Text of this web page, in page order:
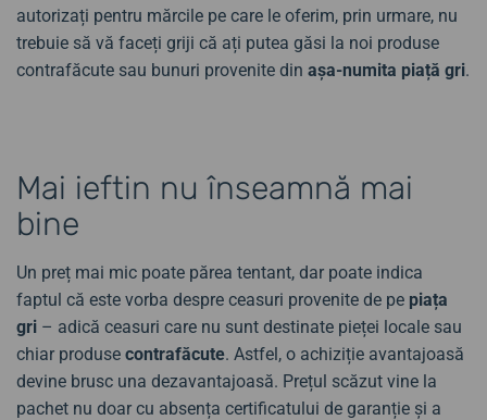
autorizați pentru mărcile pe care le oferim, prin urmare, nu
trebuie să vă faceți griji că ați putea găsi la noi produse
contrafăcute sau bunuri provenite din așa-numita piață gri.
Mai ieftin nu înseamnă mai
bine
Un preț mai mic poate părea tentant, dar poate indica
faptul că este vorba despre ceasuri provenite de pe piața
gri – adică ceasuri care nu sunt destinate pieței locale sau
chiar produse contrafăcute. Astfel, o achiziție avantajoasă
devine brusc una dezavantajoasă. Prețul scăzut vine la
pachet nu doar cu absența certificatului de garanție și a